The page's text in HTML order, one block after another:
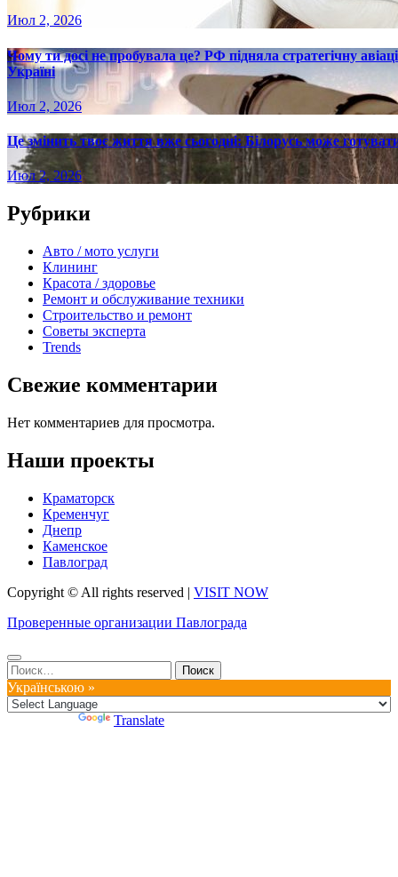
Июл 2, 2026
Чому ти досі не пробувала це? РФ підняла стратегічну
Україні
Июл 2, 2026
Це змінить твоє життя вже сьогодні: Білорусь може
Июл 2, 2026
Рубрики
Авто / мото услуги
Клининг
Красота / здоровье
Ремонт и обслуживание техники
Строительство и ремонт
Советы эксперта
Trends
Свежие комментарии
Нет комментариев для просмотра.
Наши проекты
Краматорск
Кременчуг
Днепр
Каменское
Павлоград
Copyright © All rights reserved | VISIT NOW
Проверенные организации Павлограда
Найти:
Українською »
Translate